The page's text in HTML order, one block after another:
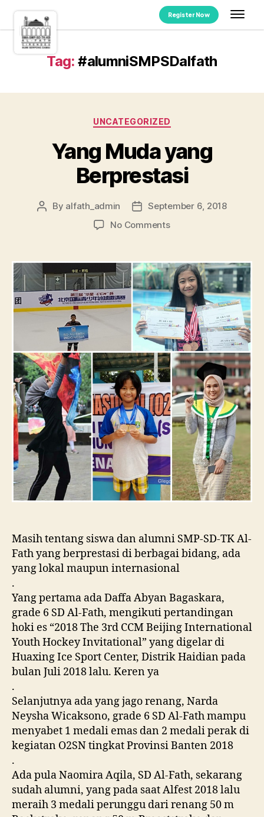
Register Now
Tag: #alumniSMPSDalfath
UNCATEGORIZED
Yang Muda yang
Berprestasi
By alfath_admin
September 6, 2018
No Comments
Masih tentang siswa dan alumni SMP-SD-TK Al-
Fath yang berprestasi di berbagai bidang, ada
yang lokal maupun internasional
.
Yang pertama ada Daffa Abyan Bagaskara,
grade 6 SD Al-Fath, mengikuti pertandingan
hoki es “2018 The 3rd CCM Beijing International
Youth Hockey Invitational” yang digelar di
Huaxing Ice Sport Center, Distrik Haidian pada
bulan Juli 2018 lalu. Keren ya
.
Selanjutnya ada yang jago renang, Narda
Neysha Wicaksono, grade 6 SD Al-Fath mampu
menyabet 1 medali emas dan 2 medali perak di
kegiatan O2SN tingkat Provinsi Banten 2018
.
Ada pula Naomira Aqila, SD Al-Fath, sekarang
sudah alumni, yang pada saat Alfest 2018 lalu
meraih 3 medali perunggu dari renang 50 m